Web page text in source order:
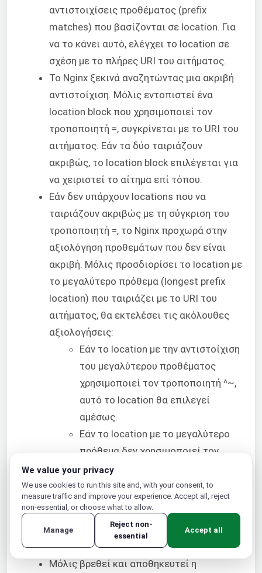
αντιστοιχίσεις προθέματος (prefix
matches) που βασίζονται σε location. Για
να το κάνει αυτό, ελέγχει το location σε
σχέση με το πλήρες URI του αιτήματος.
Το Nginx ξεκινά αναζητώντας μια ακριβή
αντιστοίχιση. Μόλις εντοπιστεί ένα
location block που χρησιμοποιεί τον
τροποποιητή =, συγκρίνεται με το URI του
αιτήματος. Εάν τα δύο ταιριάζουν
ακριβώς, το location block επιλέγεται για
να χειριστεί το αίτημα επί τόπου.
Εάν δεν υπάρχουν locations που να
ταιριάζουν ακριβώς με τη σύγκριση του
τροποποιητή =, το Nginx προχωρά στην
αξιολόγηση προθεμάτων που δεν είναι
ακριβή. Μόλις προσδιορίσει το location με
το μεγαλύτερο πρόθεμα (longest prefix
location) που ταιριάζει με το URI του
αιτήματος, θα εκτελέσει τις ακόλουθες
αξιολογήσεις:
Εάν το location με την αντιστοίχιση
του μεγαλύτερου προθέματος
χρησιμοποιεί τον τροποποιητή ^~,
αυτό το location θα επιλεγεί
αμέσως.
Εάν το location με το μεγαλύτερο
πρόθεμα δεν χρησιμοποιεί τον
τροποποιητή ^~, η αντιστοίχιση
διατηρείται προσωρινά από το
Nginx για να επιτραπεί η
μετατόπιση της εστίασης της
αναζήτησης.
Μόλις βρεθεί και αποθηκευτεί η
We value your privacy
We use cookies to run this site and, with your consent, to
measure traffic and improve your experience. Accept all, reject
non-essential, or choose what to allow.
Manage
Reject non-
essential
Accept all